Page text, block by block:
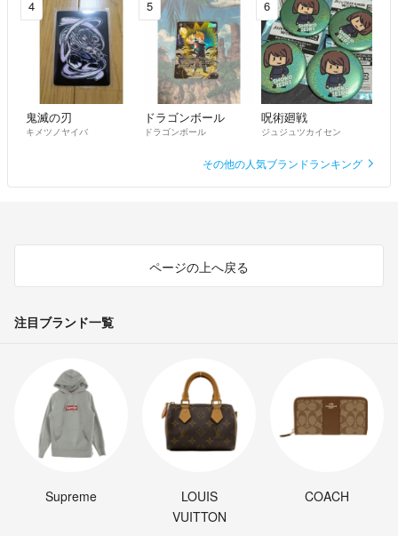
4
鬼滅の刃
キメツノヤイバ
5
ドラゴンボール
ドラゴンボール
6
呪術廻戦
ジュジュツカイセン
その他の人気ブランドランキング
ページの上へ戻る
注目ブランド一覧
Supreme
LOUIS
VUITTON
COACH